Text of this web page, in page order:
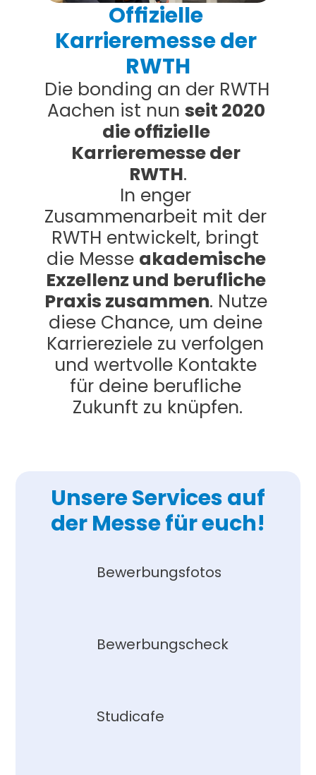
Offizielle
Karrieremesse der
RWTH
Die bonding an der RWTH
Aachen ist nun seit 2020
die offizielle
Karrieremesse der
RWTH.
In enger
Zusammenarbeit mit der
RWTH entwickelt, bringt
die Messe akademische
Exzellenz und berufliche
Praxis zusammen. Nutze
diese Chance, um deine
Karriereziele zu verfolgen
und wertvolle Kontakte
für deine berufliche
Zukunft zu knüpfen.
Unsere Services auf
der Messe für euch!
Bewerbungsfotos
Bewerbungscheck
Studicafe